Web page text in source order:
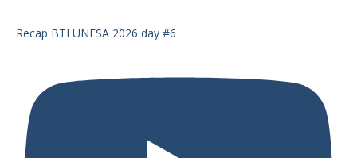
Recap BTI UNESA 2026 day #6